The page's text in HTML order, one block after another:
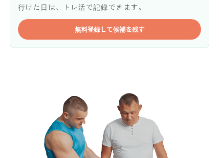
行けた日は、トレ活で記録できます。
無料登録して候補を残す